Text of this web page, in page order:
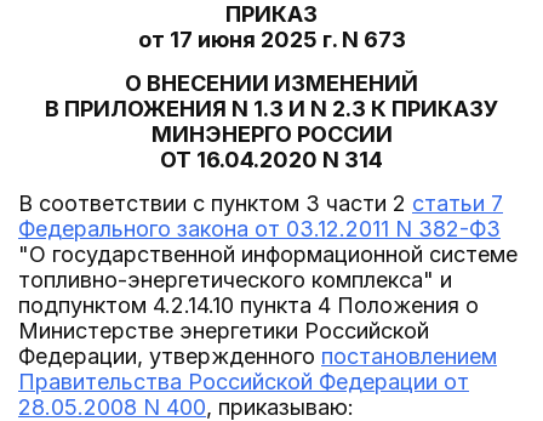
ПРИКАЗ
от 17 июня 2025 г. N 673
О ВНЕСЕНИИ ИЗМЕНЕНИЙ
В ПРИЛОЖЕНИЯ N 1.3 И N 2.3 К ПРИКАЗУ
МИНЭНЕРГО РОССИИ
ОТ 16.04.2020 N 314
В соответствии с пунктом 3 части 2 статьи 7
Федерального закона от 03.12.2011 N 382-ФЗ
"О государственной информационной системе
топливно-энергетического комплекса" и
подпунктом 4.2.14.10 пункта 4 Положения о
Министерстве энергетики Российской
Федерации, утвержденного постановлением
Правительства Российской Федерации от
28.05.2008 N 400, приказываю: